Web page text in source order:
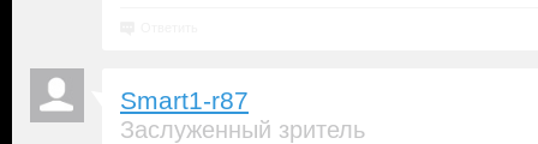
Smart1-r87
Заслуженный зритель